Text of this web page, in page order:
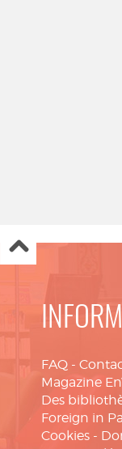
FAQ -
Magazine
Des
Foreign in
Cookies -